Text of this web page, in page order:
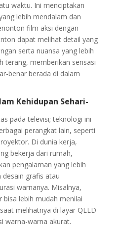
waktu. Ini menciptakan
lebih mendalam dan
film aksi dengan
dapat melihat detail yang
serta nuansa yang lebih
terang, memberikan sensasi
benar berada di dalam
Kehidupan Sehari-
pada televisi; teknologi ini
perangkat lain, seperti
Di dunia kerja,
bekerja dari rumah,
pengalaman yang lebih
grafis atau
warnanya. Misalnya,
bisa lebih mudah menilai
melihatnya di layar QLED
warna-warna akurat.